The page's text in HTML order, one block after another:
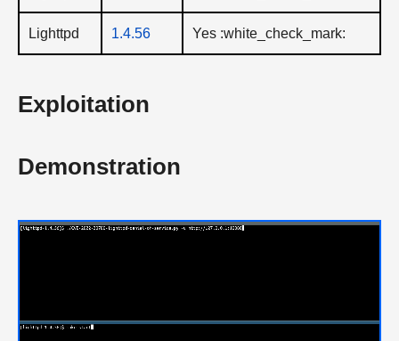
Lighttpd 1.4.56 Yes :white_check_mark:
Exploitation
Demonstration